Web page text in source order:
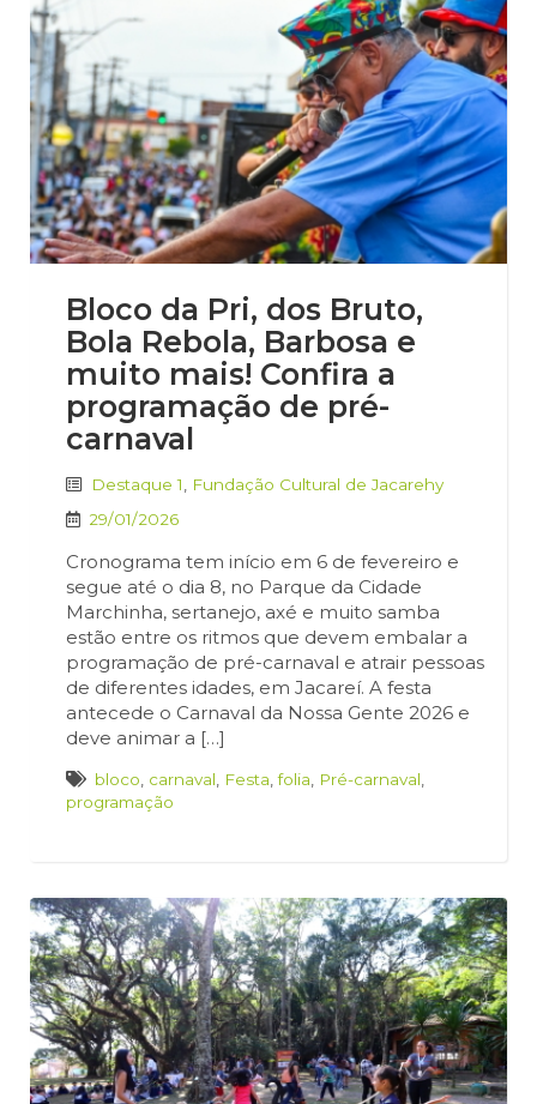
Bloco da Pri, dos Bruto,
Bola Rebola, Barbosa e
muito mais! Confira a
programação de pré-
carnaval
Destaque 1
Fundação Cultural de Jacarehy
29/01/2026
Cronograma tem início em 6 de fevereiro e
segue até o dia 8, no Parque da Cidade
Marchinha, sertanejo, axé e muito samba
estão entre os ritmos que devem embalar a
programação de pré-carnaval e atrair pessoas
de diferentes idades, em Jacareí. A festa
antecede o Carnaval da Nossa Gente 2026 e
deve animar a […]
bloco carnaval Festa ,folia Pré-carnaval
programação